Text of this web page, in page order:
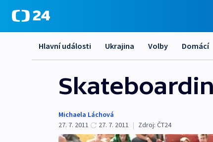
Hlavní události Ukrajina Volby Domácí
Michaela Láchová
27. 7. 2011
27. 7. 2011 | Zdroj: ČT24